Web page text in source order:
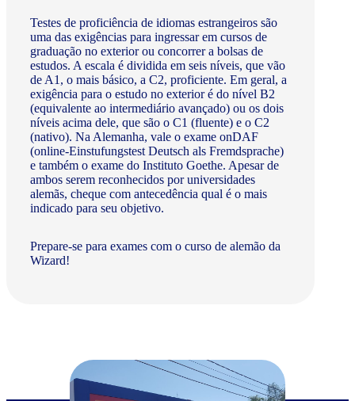
Testes de proficiência de idiomas estrangeiros são
uma das exigências para ingressar em cursos de
graduação no exterior ou concorrer a bolsas de
estudos. A escala é dividida em seis níveis, que vão
de A1, o mais básico, a C2, proficiente. Em geral, a
exigência para o estudo no exterior é do nível B2
(equivalente ao intermediário avançado) ou os dois
níveis acima dele, que são o C1 (fluente) e o C2
(nativo). Na Alemanha, vale o exame onDAF
(online-Einstufungstest Deutsch als Fremdsprache)
e também o exame do Instituto Goethe. Apesar de
ambos serem reconhecidos por universidades
alemãs, cheque com antecedência qual é o mais
indicado para seu objetivo.
Prepare-se para exames com o curso de alemão da
Wizard!